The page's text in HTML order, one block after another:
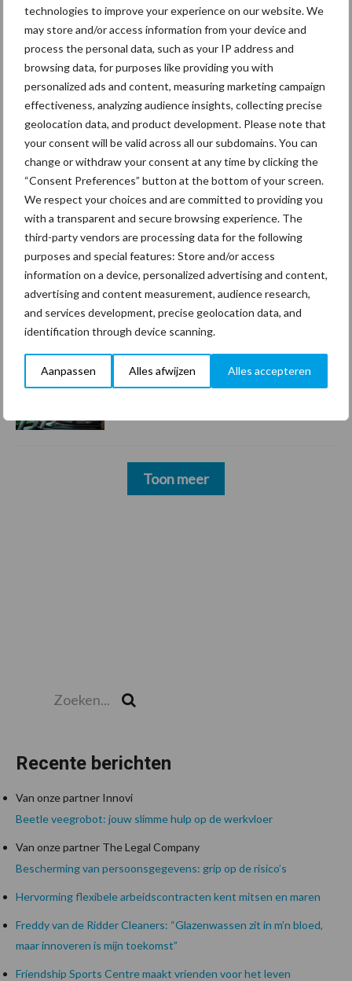
technologies to improve your experience on our website. We
may store and/or access information from your device and
process the personal data, such as your IP address and
browsing data, for purposes like providing you with
personalized ads and content, measuring marketing campaign
effectiveness, analyzing audience insights, collecting precise
geolocation data, and product development. Please note that
your consent will be valid across all our subdomains. You can
change or withdraw your consent at any time by clicking the
“Consent Preferences” button at the bottom of your screen.
We respect your choices and are committed to providing you
with a transparent and secure browsing experience. The
third-party vendors are processing data for the following
purposes and special features: Store and/or access
information on a device, personalized advertising and content,
advertising and content measurement, audience research,
and services development, precise geolocation data, and
identification through device scanning.
Aanpassen Alles afwijzen Alles accepteren
Primaire
Sidebar
Recent nieuws Partner nieuws
30 dec
Hervorming flexibele
arbeidscontracten kent mitsen en
maren
29 dec
Freddy van de Ridder Cleaners:
“Glazenwassen zit in m’n bloed,
maar innoveren is mijn toekomst”
24 dec
Friendship Sports Centre maakt
vrienden voor het leven
23 dec
Business Apps: breng rust in de
schoonmaakchaos
22 dec
Sportschool Saints & Stars moet
Toon meer
Recente berichten
Van onze partner Innovi
Beetle veegrobot: jouw slimme hulp op de werkvloer
Van onze partner The Legal Company
Bescherming van persoonsgegevens: grip op de risico’s
Hervorming flexibele arbeidscontracten kent mitsen en maren
Freddy van de Ridder Cleaners: “Glazenwassen zit in m’n bloed,
maar innoveren is mijn toekomst”
Friendship Sports Centre maakt vrienden voor het leven